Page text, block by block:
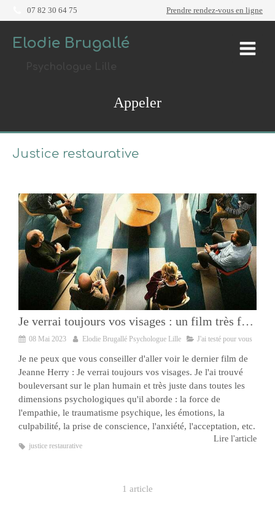
07 82 30 64 75 Prendre rendez-vous en ligne
Elodie Brugallé
Appeler
Justice restaurative
Je verrai toujours vos visages : un film très fort à voir sur la justice restaurative
08 Mai 2023 Elodie Brugallé Psychologue Lille J'ai testé pour vous
Je ne peux que vous conseiller d'aller voir le dernier film de
Jeanne Herry : Je verrai toujours vos visages. Je l'ai trouvé
bouleversant sur le plan humain et très juste dans toutes les
dimensions psychologiques qu'il aborde : la force de
l'empathie, le traumatisme psychique, les émotions, la
culpabilité, la prise de conscience, l'anxiété, l'acceptation, etc.
Lire l'article
justice restaurative
1 article